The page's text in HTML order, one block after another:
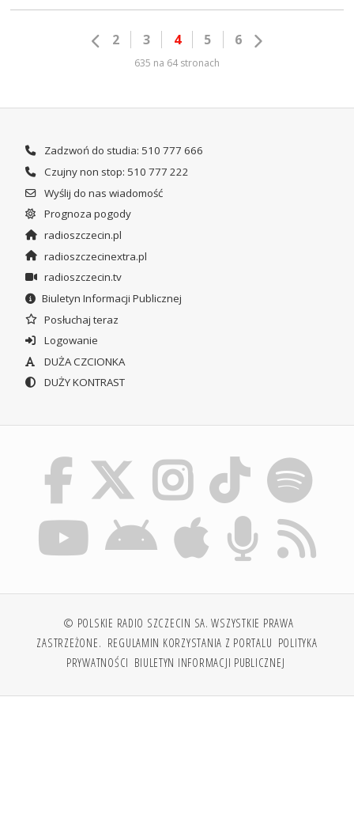
2 3 4 5 6
635 na 64 stronach
Zadzwoń do studia: 510 777 666
Czujny non stop: 510 777 222
Wyślij do nas wiadomość
Prognoza pogody
radioszczecin.pl
radioszczecinextra.pl
radioszczecin.tv
Biuletyn Informacji Publicznej
Posłuchaj teraz
Logowanie
DUŻA CZCIONKA
DUŻY KONTRAST
© POLSKIE RADIO SZCZECIN SA. WSZYSTKIE PRAWA
ZASTRZEŻONE. REGULAMIN KORZYSTANIA Z PORTALU POLITYKA
PRYWATNOŚCI BIULETYN INFORMACJI PUBLICZNEJ